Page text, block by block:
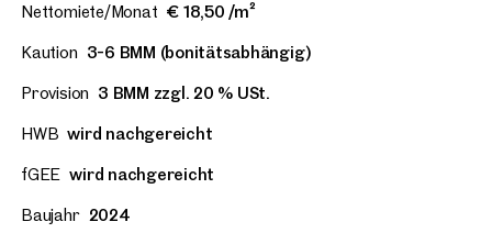
Nettomiete/Monat € 18,50 /m²
Kaution 3-6 BMM (bonitätsabhängig)
Provision 3 BMM zzgl. 20 % USt.
HWB wird nachgereicht
fGEE wird nachgereicht
Baujahr 2024